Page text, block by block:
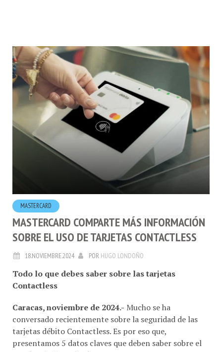
MASTERCARD
MASTERCARD COMPARTE MÁS INFORMACIÓN
SOBRE EL USO DE TARJETAS CONTACTLESS
Contactless
conversado recientemente sobre la seguridad de las
tarjetas débito Contactless. Es por eso que,
presentamos 5 datos claves que deben saber sobre el
uso de esta tecnología: